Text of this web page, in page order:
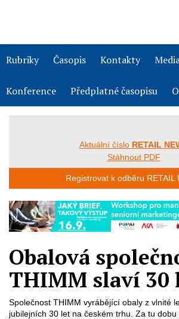
Rubriky Časopis Kontakty
Konference Předplatné časopisu
Aktuální číslo RETAIL
Stáhnout PDF
Registrovat k odběru RETAIL
Obalová
THIMM slaví 30
Společnost THIMM vyrábějící obaly z vlnité
jubilejních 30 let na českém trhu. Za tu